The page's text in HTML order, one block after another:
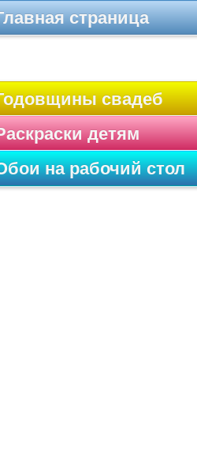
страница
свадеб
детям
на рабочий стол